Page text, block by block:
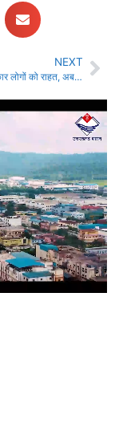
NEXT
साइबर ठगी के शिकार लोगों को राहत, अब घर बैठे वापस मिलेगा होल्ड हुआ पैसा